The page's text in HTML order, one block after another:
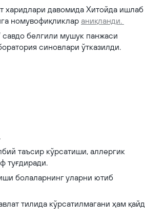
харидлари давомида Хитойда ишлаб
номувофиқликлар аниқланди.
савдо белгили мушук панжаси
синовлари ўтказилди.
таъсир кўрсатиши, аллергик
туғдиради.
болаларнинг уларни ютиб
тилида кўрсатилмагани ҳам қайд